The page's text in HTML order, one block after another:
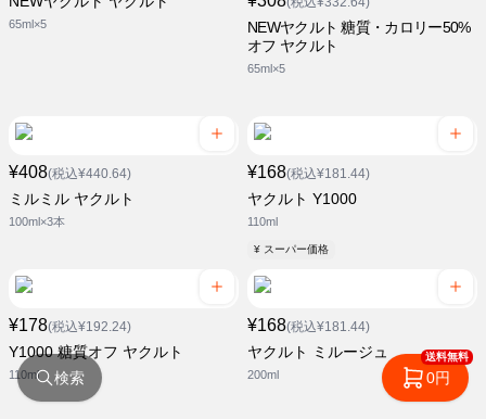
65ml×5
NEWヤクルト 糖質・カロリー50%
オフ ヤクルト
65ml×5
¥408(税込¥440.64)
ミルミル ヤクルト
100ml×3本
¥168(税込¥181.44)
ヤクルト Y1000
110ml
¥ スーパー価格
¥178(税込¥192.24)
Y1000 糖質オフ ヤクルト
110ml
¥168(税込¥181.44)
ヤクルト ミルージュ
200ml
検索
送料無料
0円